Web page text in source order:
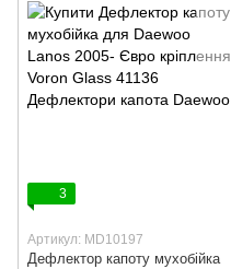
3
Артикул: MD10197
Дефлектор капоту мухобійка